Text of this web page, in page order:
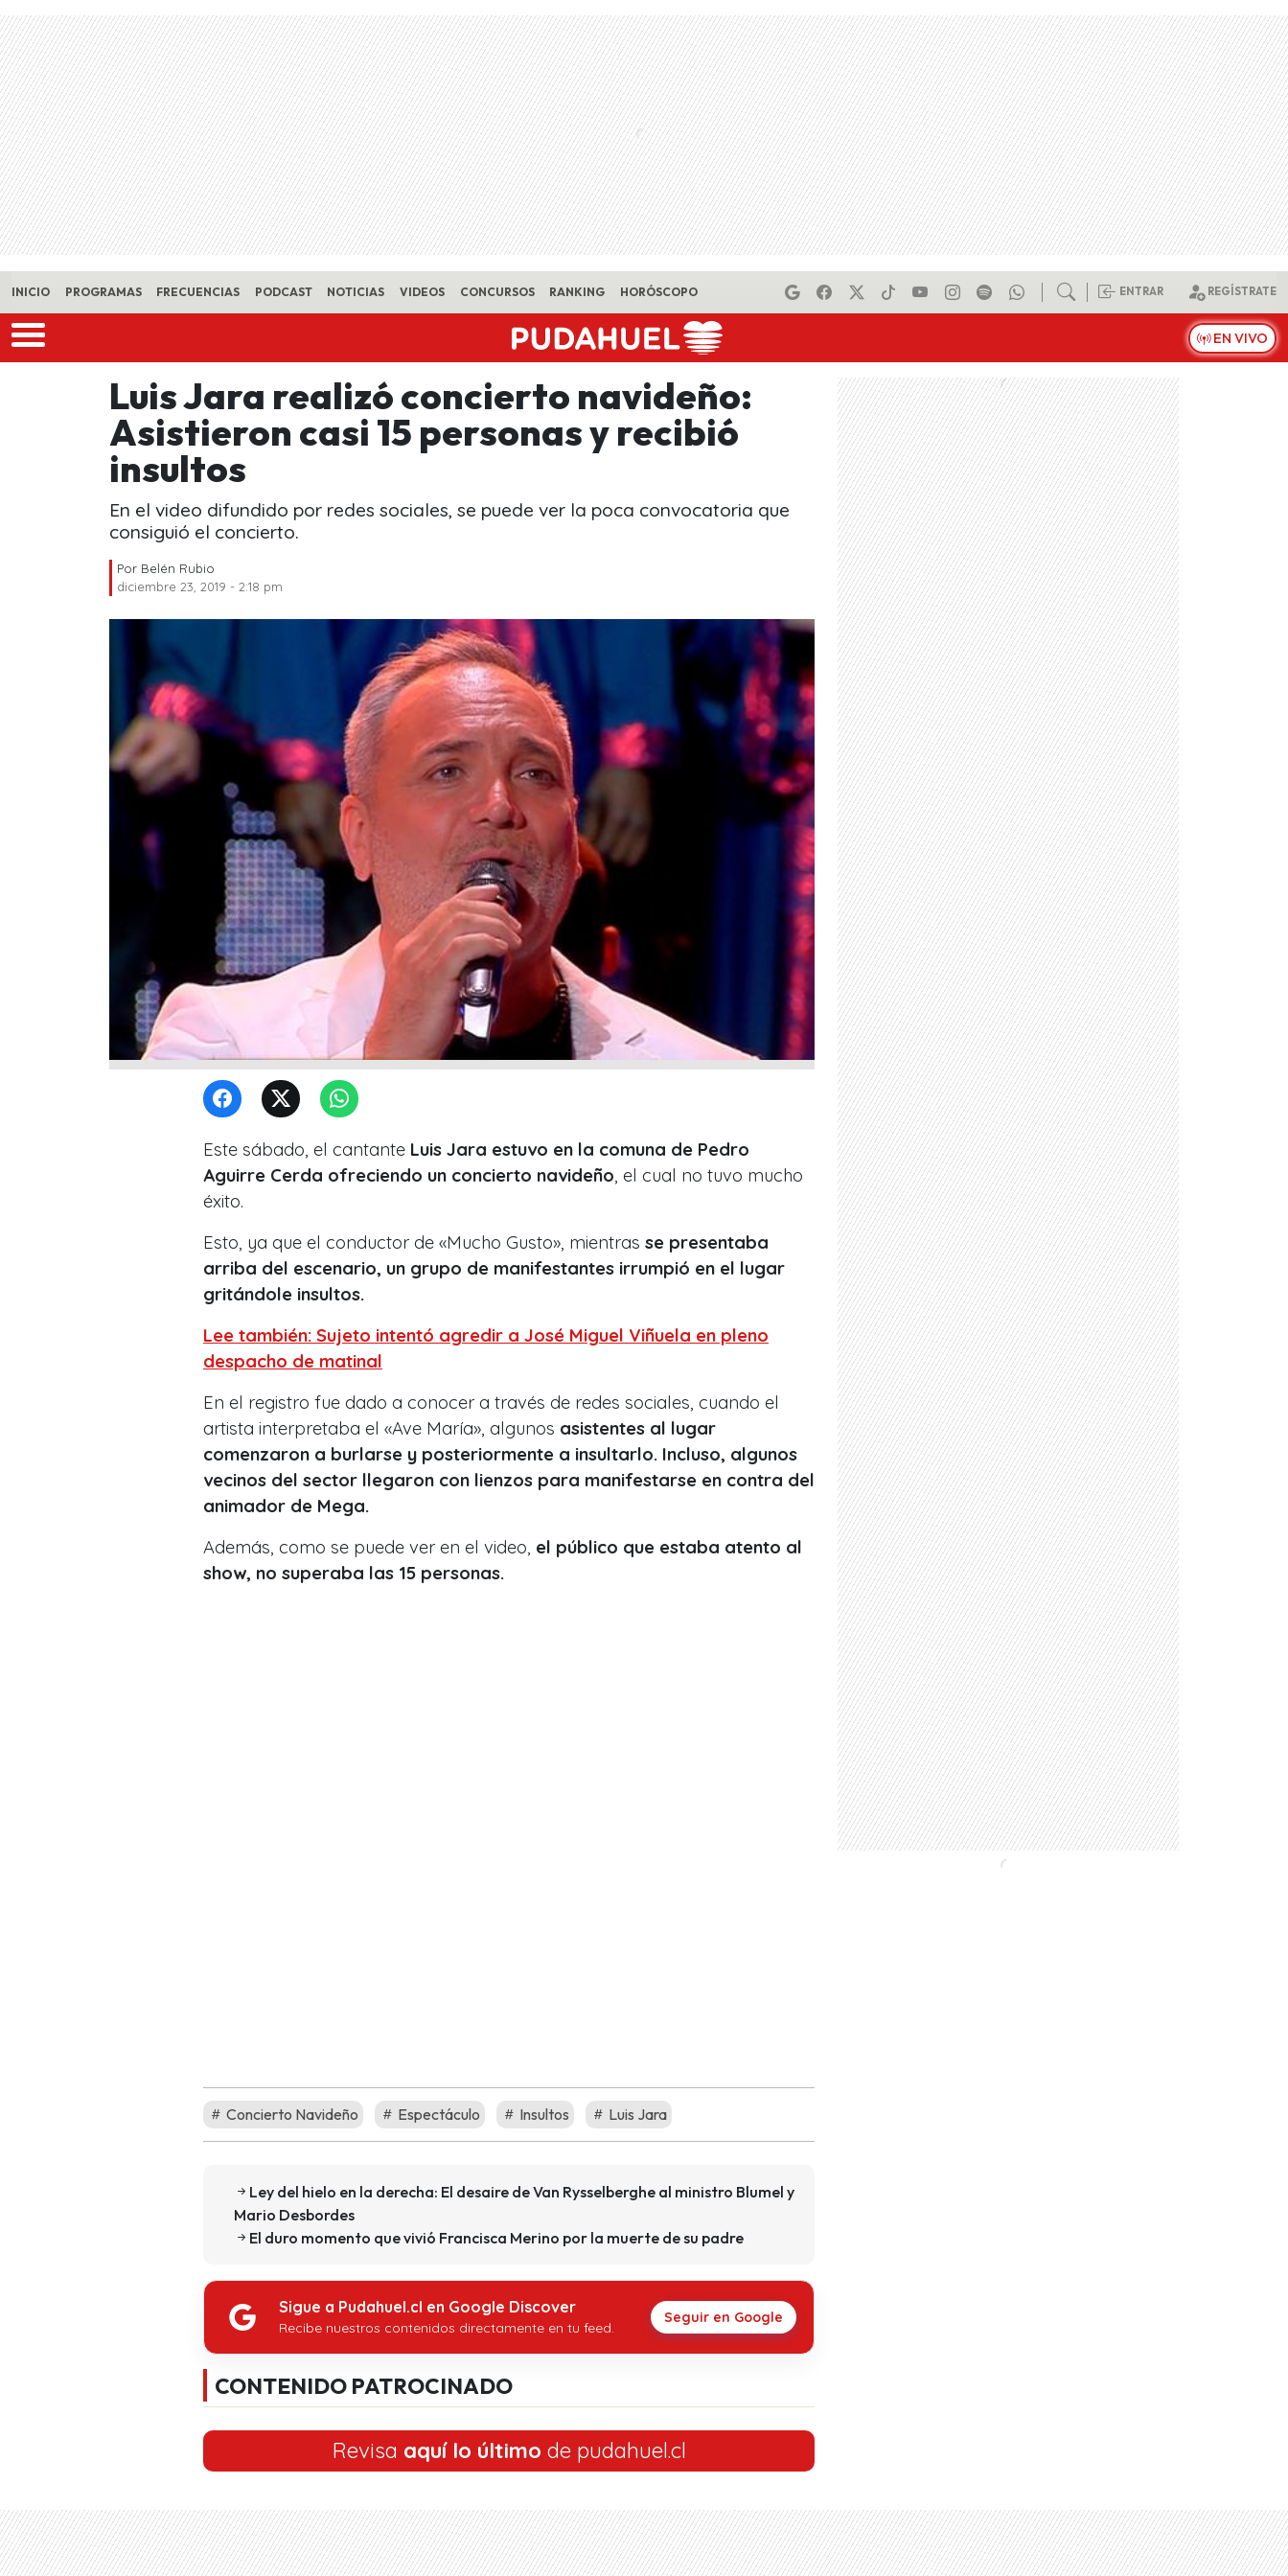
Skip to main content
INICIO PROGRAMAS FRECUENCIAS PODCAST NOTICIAS VIDEOS CONCURSOS RANKING HORÓSCOPO ENTRAR REGÍSTRATE
EN VIVO
Luis Jara realizó concierto navideño:
Asistieron casi 15 personas y recibió
insultos
En el video difundido por redes sociales, se puede ver la poca convocatoria que
consiguió el concierto.
Por Belén Rubio
diciembre 23, 2019 - 2:18 pm
Este sábado, el cantante Luis Jara estuvo en la comuna de Pedro
Aguirre Cerda ofreciendo un concierto navideño , el cual no tuvo mucho
éxito.
Esto, ya que el conductor de «Mucho Gusto», mientras se presentaba
arriba del escenario, un grupo de manifestantes irrumpió en el lugar
gritándole insultos.
Lee también: Sujeto intentó agredir a José Miguel Viñuela en pleno
despacho de matinal
En el registro fue dado a conocer a través de redes sociales, cuando el
artista interpretaba el «Ave María», algunos asistentes al lugar
comenzaron a burlarse y posteriormente a insultarlo. Incluso, algunos
vecinos del sector llegaron con lienzos para manifestarse en contra del
animador de Mega.
Además, como se puede ver en el video, el público que estaba atento al
show, no superaba las 15 personas.
Concierto Navideño Espectáculo Insultos Luis Jara
Ley del hielo en la derecha: El desaire de Van Rysselberghe al ministro Blumel y
Mario Desbordes
El duro momento que vivió Francisca Merino por la muerte de su padre
Sigue a Pudahuel.cl en Google Discover
Recibe nuestros contenidos directamente en tu feed.
Seguir en Google
CONTENIDO PATROCINADO
Revisa aquí lo último de pudahuel.cl